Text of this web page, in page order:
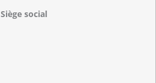
Siège social